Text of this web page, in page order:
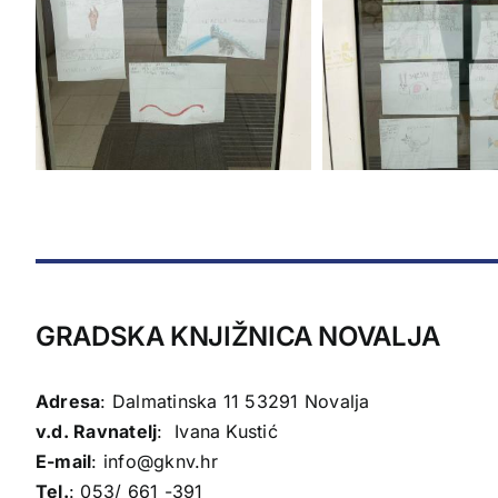
GRADSKA KNJIŽNICA NOVALJA
Adresa: Dalmatinska 11 53291 Novalja
v.d. Ravnatelj: Ivana Kustić
E-mail: info@gknv.hr
Tel.: 053/ 661 -391